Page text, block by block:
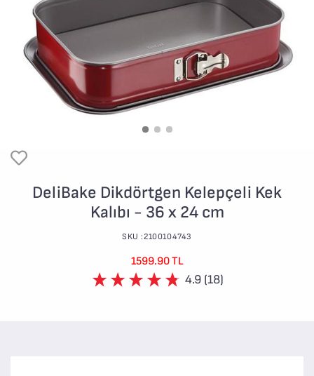
DeliBake Dikdörtgen Kelepçeli Kek
Kalıbı - 36 x 24 cm
SKU :2100104743
1599.90 TL
4.9 (18)